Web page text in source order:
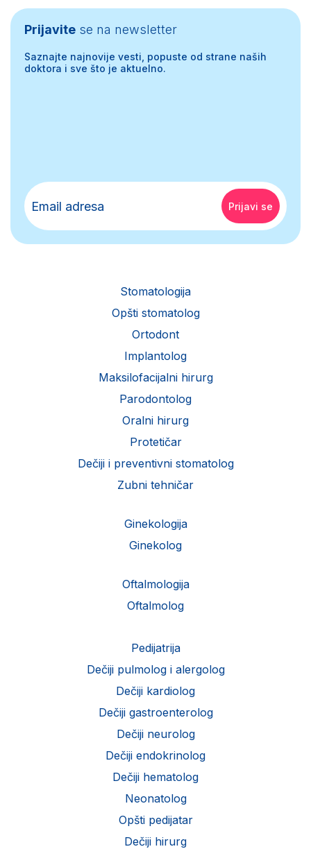
Prijavite se na newsletter
Saznajte najnovije vesti, popuste od strane naših
doktora i sve što je aktuelno.
Stomatologija
Opšti stomatolog
Ortodont
Implantolog
Maksilofacijalni hirurg
Parodontolog
Oralni hirurg
Protetičar
Dečiji i preventivni stomatolog
Zubni tehničar
Ginekologija
Ginekolog
Oftalmologija
Oftalmolog
Pedijatrija
Dečiji pulmolog i alergolog
Dečiji kardiolog
Dečiji gastroenterolog
Dečiji neurolog
Dečiji endokrinolog
Dečiji hematolog
Neonatolog
Opšti pedijatar
Dečiji hirurg